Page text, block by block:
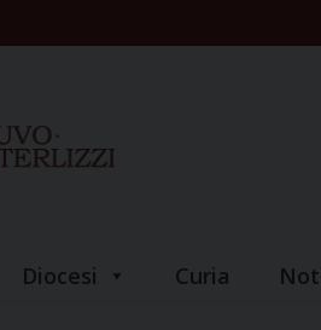
Diocesi Curia